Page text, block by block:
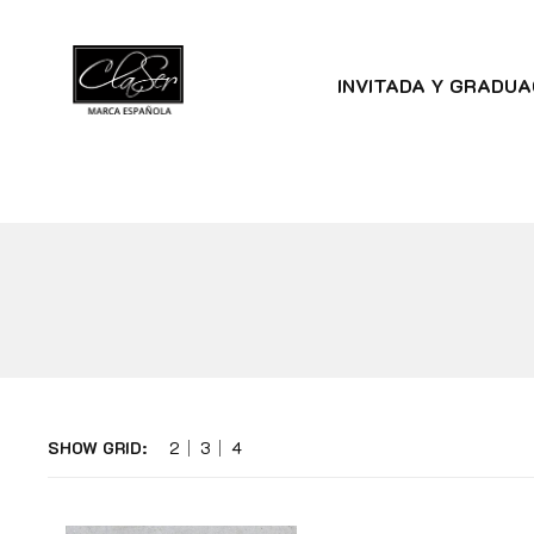
INVITADA Y
SHOW GRID: 2 3 4